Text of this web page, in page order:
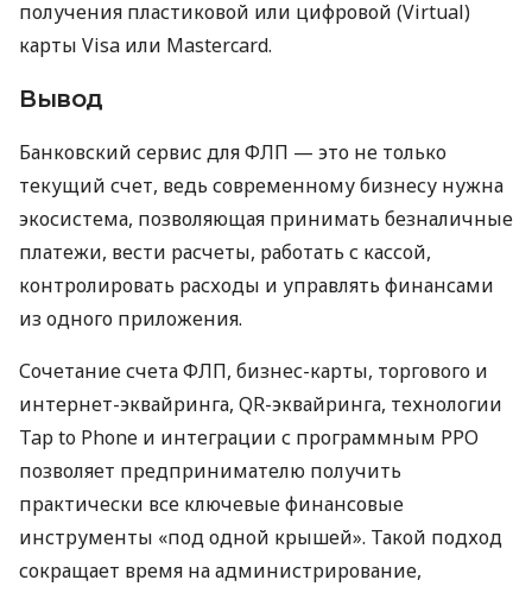
получения пластиковой или цифровой (Virtual)
карты Visa или Mastercard.
Вывод
Банковский сервис для ФЛП — это не только
текущий счет, ведь современному бизнесу нужна
экосистема, позволяющая принимать безналичные
платежи, вести расчеты, работать с кассой,
контролировать расходы и управлять финансами
из одного приложения.
Сочетание счета ФЛП, бизнес-карты, торгового и
интернет-эквайринга, QR-эквайринга, технологии
Tap to Phone и интеграции с программным РРО
позволяет предпринимателю получить
практически все ключевые финансовые
инструменты «под одной крышей». Такой подход
сокращает время на администрирование,